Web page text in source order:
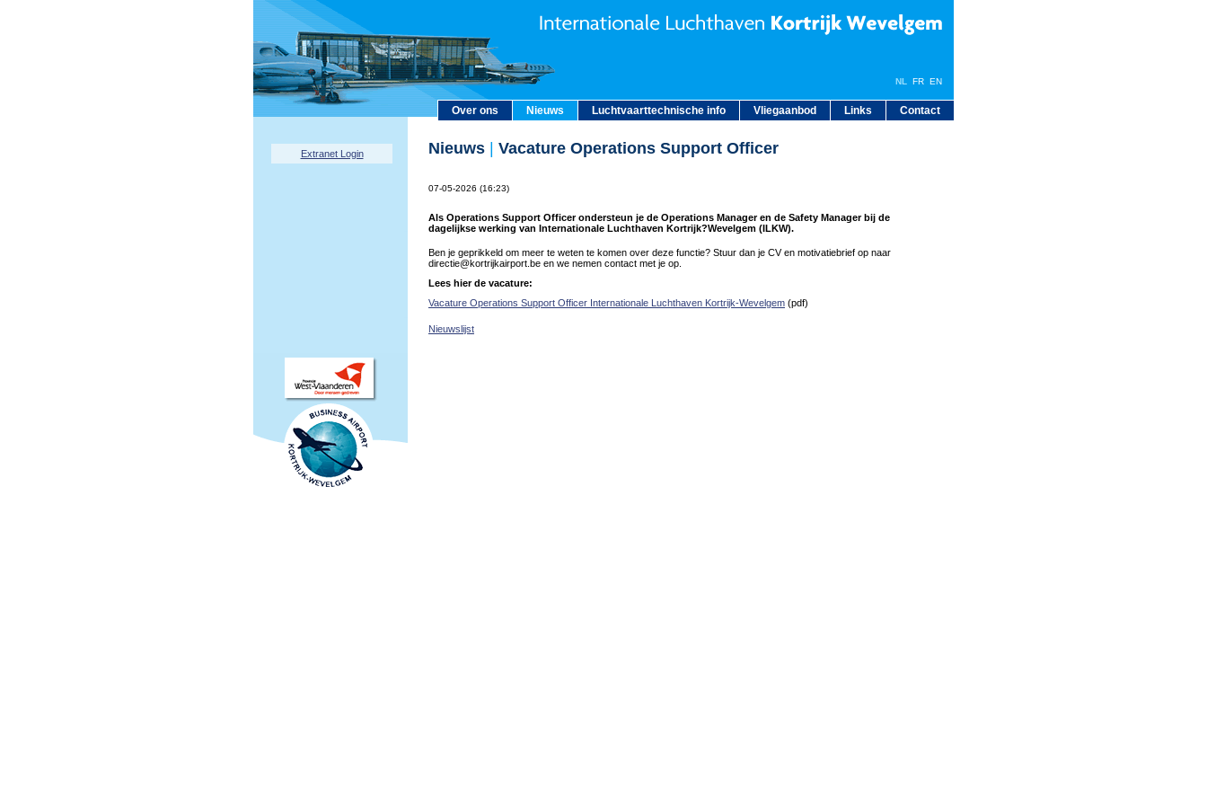
Over ons Nieuws Luchtvaarttechnische info Vliegaanbod Links Contact
NL FR EN
Extranet Login Nieuws Vacature Operations Support Officer
07-05-2026 (16:23)
Als Operations Support Officer ondersteun je de Operations Manager en de Safety Manager bij de
dagelijkse werking van Internationale Luchthaven Kortrijk?Wevelgem (ILKW).
Ben je geprikkeld om meer te weten te komen over deze functie? Stuur dan je CV en motivatiebrief op naar
directie@kortrijkairport.be en we nemen contact met je op.
Lees hier de vacature:
Vacature Operations Support Officer Internationale Luchthaven Kortrijk-Wevelgem (pdf)
Nieuwslijst